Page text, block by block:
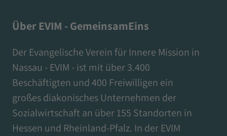
Über EVIM - GemeinsamEins
Der Evangelische Verein für Innere Mission in
Nassau - EVIM - ist mit über 3.400
Beschäftigten und 400 Freiwilligen ein
großes diakonisches Unternehmen der
Sozialwirtschaft an über 155 Standorten in
Hessen und Rheinland-Pfalz. In der EVIM